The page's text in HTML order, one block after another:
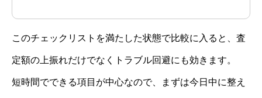
このチェックリストを満たした状態で比較に入ると、査
定額の上振れだけでなくトラブル回避にも効きます。
短時間でできる項目が中心なので、まずは今日中に整え